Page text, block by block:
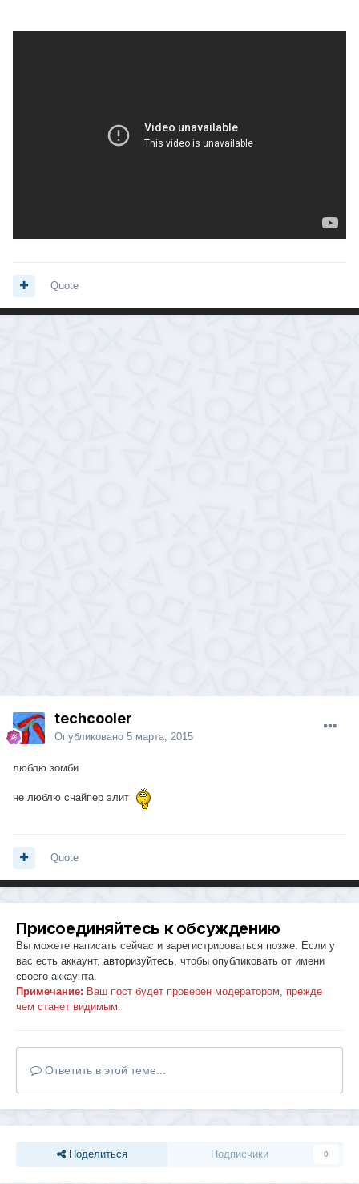
Quote
techcooler
Опубликовано 5 марта, 2015
люблю зомби
не люблю снайпер элит
Quote
Присоединяйтесь к обсуждению
Вы можете написать сейчас и зарегистрироваться позже. Если у
вас есть аккаунт, авторизуйтесь, чтобы опубликовать от имени
своего аккаунта.
Примечание: Ваш пост будет проверен модератором, прежде
чем станет видимым.
Ответить в этой теме...
Поделиться Подписчики 0